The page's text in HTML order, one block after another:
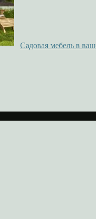
Садовая мебель в